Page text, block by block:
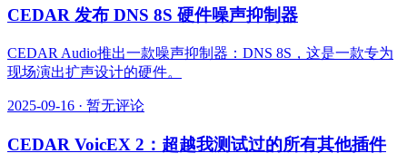
CEDAR 发布 DNS 8S 硬件噪声抑制器
CEDAR Audio推出一款噪声抑制器：DNS 8S，这是一款专为
现场演出扩声设计的硬件。
2025-09-16 · 暂无评论
CEDAR VoicEX 2：超越我测试过的所有其他插件